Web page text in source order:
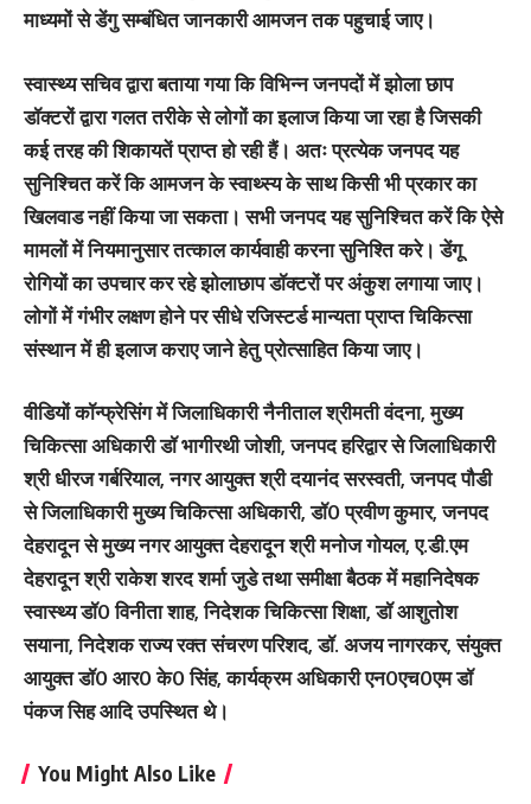
माध्यमों से डेंगु सम्बंधित जानकारी आमजन तक पहुचाई जाए।
स्वास्थ्य सचिव द्वारा बताया गया कि विभिन्न जनपदों में झोला छाप
डॉक्टरों द्वारा गलत तरीके से लोगों का इलाज किया जा रहा है जिसकी
कई तरह की शिकायतें प्राप्त हो रही हैं। अतः प्रत्येक जनपद यह
सुनिश्चित करें कि आमजन के स्वाथ्स्य के साथ किसी भी प्रकार का
खिलवाड नहीं किया जा सकता। सभी जनपद यह सुनिश्चित करें कि ऐसे
मामलों में नियमानुसार तत्काल कार्यवाही करना सुनिश्ति करे। डेंगू
रोगियों का उपचार कर रहे झोलाछाप डॉक्टरों पर अंकुश लगाया जाए।
लोगों में गंभीर लक्षण होने पर सीधे रजिस्टर्ड मान्यता प्राप्त चिकित्सा
संस्थान में ही इलाज कराए जाने हेतु प्रोत्साहित किया जाए।
वीडियों कॉन्फ्रेसिंग में जिलाधिकारी नैनीताल श्रीमती वंदना, मुख्य
चिकित्सा अधिकारी डॉ भागीरथी जोशी, जनपद हरिद्वार से जिलाधिकारी
श्री धीरज गर्बरियाल, नगर आयुक्त श्री दयानंद सरस्वती, जनपद पौडी
से जिलाधिकारी मुख्य चिकित्सा अधिकारी, डॉ0 प्रवीण कुमार, जनपद
देहरादून से मुख्य नगर आयुक्त देहरादून श्री मनोज गोयल, ए.डी.एम
देहरादून श्री राकेश शरद शर्मा जुडे तथा समीक्षा बैठक में महानिदेषक
स्वास्थ्य डॉ0 विनीता शाह, निदेशक चिकित्सा शिक्षा, डॉ आशुतोश
सयाना, निदेशक राज्य रक्त संचरण परिशद, डॉ. अजय नागरकर, संयुक्त
आयुक्त डॉ0 आर0 के0 सिंह, कार्यक्रम अधिकारी एन0एच0एम डॉ
पंकज सिह आदि उपस्थित थे।
You Might Also Like